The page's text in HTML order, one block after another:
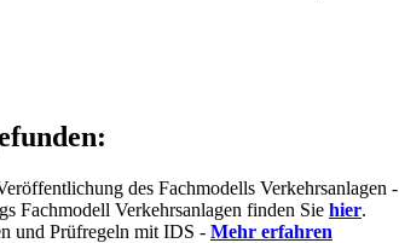
des Fachmodells Verkehrsanlagen -
Fachmodell Verkehrsanlagen finden Sie hier.
und Prüfregeln mit IDS - Mehr erfahren